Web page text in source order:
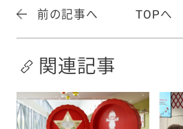
前の記事へ TOPへ
関連記事